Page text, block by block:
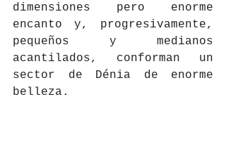
dimensiones pero enorme
encanto y, progresivamente,
pequeños y medianos
acantilados, conforman un
sector de Dénia de enorme
belleza.